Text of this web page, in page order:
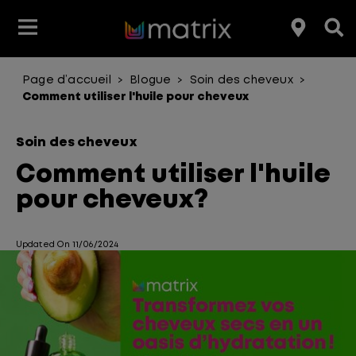
En évidence
pour les cheveux
Gamme de produit
Produits coiffants
En évidence
Éducation
Soins Capillaires
Club Matrix
Page d’accueil > Blogue > Soin des cheveux >
Comment utiliser l'huile pour cheveux
Soin des cheveux
Comment utiliser l'huile
pour cheveux?
Updated On 11/06/2024